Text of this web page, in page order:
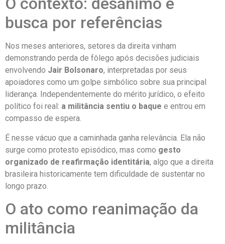
busca por referências
Nos meses anteriores, setores da direita vinham
demonstrando perda de fôlego após decisões judiciais
envolvendo Jair Bolsonaro, interpretadas por seus
apoiadores como um golpe simbólico sobre sua principal
liderança. Independentemente do mérito jurídico, o efeito
político foi real: a militância sentiu o baque e entrou em
compasso de espera.
É nesse vácuo que a caminhada ganha relevância. Ela não
surge como protesto episódico, mas como gesto
organizado de reafirmação identitária, algo que a direita
brasileira historicamente tem dificuldade de sustentar no
longo prazo.
O ato como reanimação da
militância